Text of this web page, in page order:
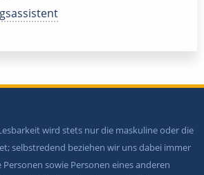
wird stets nur die maskuline oder die
selbstredend beziehen wir uns dabei immer
sowie Personen eines anderen